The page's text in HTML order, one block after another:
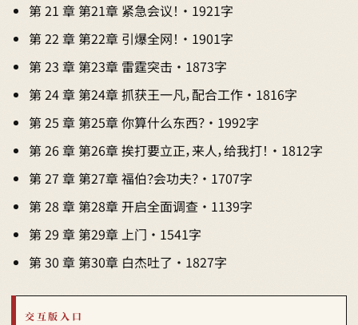
第 21 章 第21章 紧急会议！ · 1921字
第 22 章 第22章 引爆全网！ · 1901字
第 23 章 第23章 雷霆突击 · 1873字
第 24 章 第24章 抓获王一凡，配合工作 · 1816字
第 25 章 第25章 你算什么东西？ · 1992字
第 26 章 第26章 挨打要立正，来人，给我打！ · 1812字
第 27 章 第27章 福伯？会功夫？ · 1707字
第 28 章 第28章 开启全面调查 · 1139字
第 29 章 第29章 上门 · 1541字
第 30 章 第30章 白杰吐了 · 1827字
交互版入口